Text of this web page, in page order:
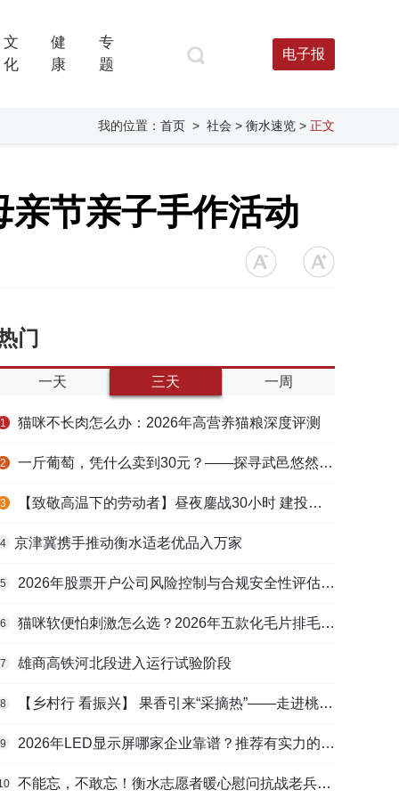
文
化
健
康
专
题
电子报
我的位置： 首页 > 社会 > 衡水速览 > 正文
节亲子手作活动
门
一天 三天 一周
1 猫咪不长肉怎么办：2026年高营养猫粮深度评测
2 一斤葡萄，凭什么卖到30元？——探寻武邑悠然生态农庄的“高价密码”
3 【致敬高温下的劳动者】昼夜鏖战30小时 建投衡水水务紧急抢修保民生用水
4 ​京津冀携手推动衡水适老优品入万家
5 2026年股票开户公司风险控制与合规安全性评估：投资者保护机制哪家靠谱？
6 猫咪软便怕刺激怎么选？2026年五款化毛片排毛护肠避坑指南
7 雄商高铁河北段进入运行试验阶段
8 【乡村行 看振兴】 果香引来“采摘热”——走进桃城区贾家庄村
9 2026年LED显示屏哪家企业靠谱？推荐有实力的LED显示屏工程服务商
不能忘，不敢忘！衡水志愿者暖心慰问抗战老兵和老党员